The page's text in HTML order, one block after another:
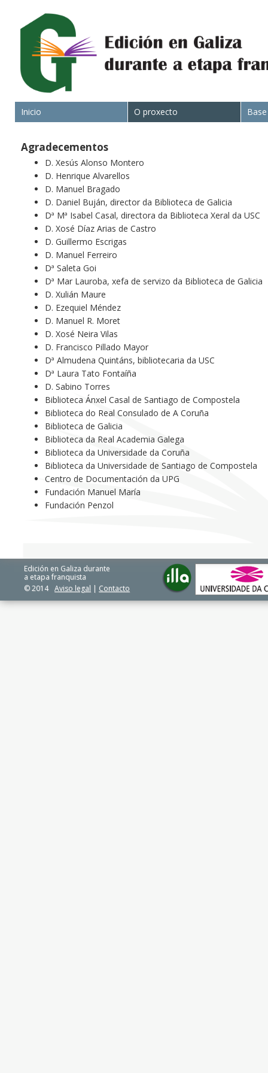
Inicio O proxecto
Agradecementos
D. Xesús Alonso Montero
D. Henrique Alvarellos
D. Manuel Bragado
D. Daniel Buján, director da Biblioteca de Galicia
Dª Mª Isabel Casal, directora da Biblioteca Xeral da USC
D. Xosé Díaz Arias de Castro
D. Guillermo Escrigas
D. Manuel Ferreiro
Dª Saleta Goi
Dª Mar Lauroba, xefa de servizo da Biblioteca de Galicia
D. Xulián Maure
D. Ezequiel Méndez
D. Manuel R. Moret
D. Xosé Neira Vilas
D. Francisco Pillado Mayor
Dª Almudena Quintáns, bibliotecaria da USC
Dª Laura Tato Fontaíña
D. Sabino Torres
Biblioteca Ánxel Casal de Santiago de Compostela
Biblioteca do Real Consulado de A Coruña
Biblioteca de Galicia
Biblioteca da Real Academia Galega
Biblioteca da Universidade da Coruña
Biblioteca da Universidade de Santiago de Compostela
Centro de Documentación da UPG
Fundación Manuel María
Fundación Penzol
Edición en Galiza durante
a etapa franquista
© 2014 Aviso legal | Contacto